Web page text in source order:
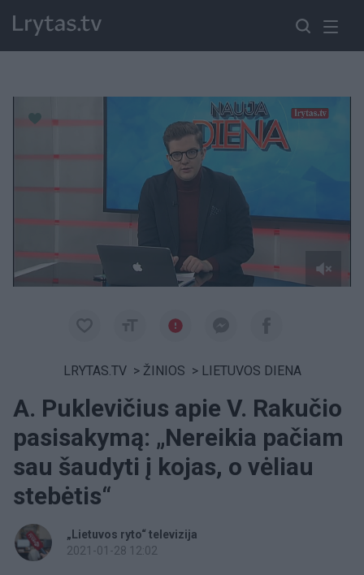
Paremkite Ukrainą
LRYTAS.TV > ŽINIOS > LIETUVOS DIENA
A. Puklevičius apie V. Rakučio
pasisakymą: „Nereikia pačiam
sau šaudyti į kojas, o vėliau
stebėtis“
„Lietuvos ryto“ televizija
2021-01-28 12:02